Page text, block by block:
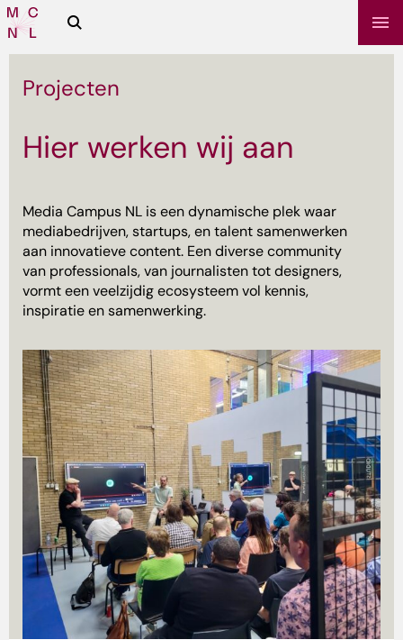
Media
Campus
Zoeken
Projecten
Hier werken wij aan
Media Campus NL is een dynamische plek waar
mediabedrijven, startups, en talent samenwerken
aan innovatieve content. Een diverse community
van professionals, van journalisten tot designers,
vormt een veelzijdig ecosysteem vol kennis,
inspiratie en samenwerking.